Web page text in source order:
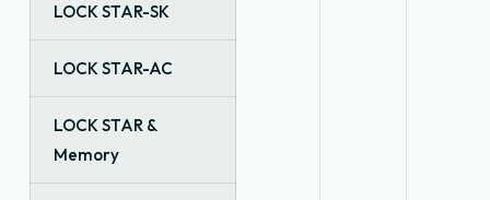
LOCK STAR-SK
LOCK STAR-AC
LOCK STAR &
Memory